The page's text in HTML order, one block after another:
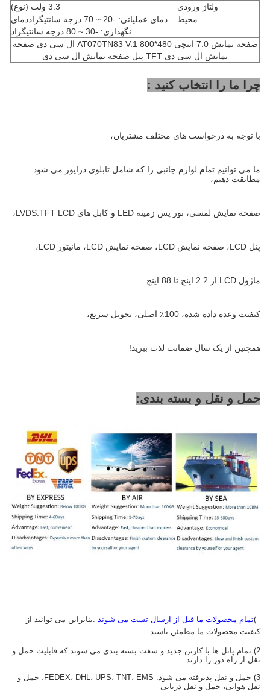
ولتاژ ورودی
3.3 ولت (نوع)
محیط
دمای عملیاتی: -20 ~ 70 درجه سانتیگراددمای
نگهداری: -30 ~ 80 درجه سانتیگراد
صفحه نمایش 7.0 اینچی AT070TN83 V.1 800*480 ال سی دی صفحه
نمایش ال سی دی TFT پنل صفحه نمایش ال سی دی
چرا ما را انتخاب کنید :
با توجه به درخواست های مختلف مشتریان،
ما می توانیم تمام لوازم جانبی را که شامل تابلوی درایور می شود
مطابقت دهیم،
صفحه نمایش لمسی، نور پس زمینه LED و کابل های LVDS.TFT LCD،
پنل LCD، صفحه نمایش LCD، صفحه نمایش LCD، مانیتور LCD،
ماژول LCD از 2.2 اینچ تا 88 اینچ.
کیفیت وعده داده شده، 100٪ اصلی، تحویل سریع،
همچنین از یک سال ضمانت لذت ببرید!
حمل و نقل و بسته بندی:
تمام محصولات ما قبل از ارسال تست می شوند .بنابراین می توانید از
کیفیت محصولات ما مطمئن باشید
2) تمام پانل ها با کارتن جدید و سفت بسته بندی می شوند که قابلیت حمل و
نقل از راه دور را دارند.
3) حمل و نقل پذیرفته می شود: FEDEX، DHL، UPS، TNT، EMS، حمل و
نقل هوایی، حمل و نقل دریایی